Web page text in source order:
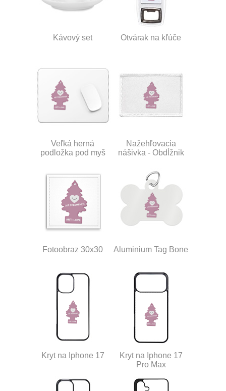
Kávový set Otvárak na kľúče
Veľká herná
podložka pod myš
Nažehľovacia
nášivka - Obdĺžnik
Fotoobraz 30x30 Aluminium Tag Bone
Kryt na Iphone 17
Kryt na Iphone 17
Pro Max